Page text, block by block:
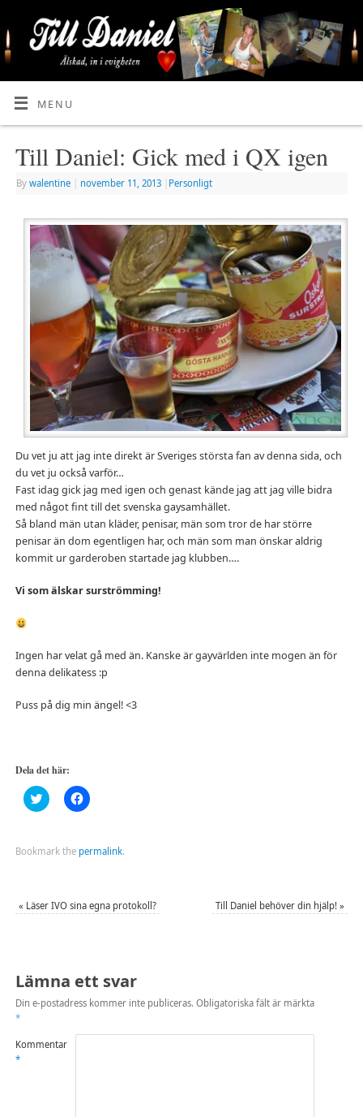
MENU
Till Daniel: Gick med i QX igen
By walentine november 11, 2013 Personligt
Du vet ju att jag inte direkt är Sveriges största fan av denna sida, och
du vet ju också varför…
Fast idag gick jag med igen och genast kände jag att jag ville bidra
med något fint till det svenska gaysamhället.
Så bland män utan kläder, penisar, män som tror de har större
penisar än dom egentligen har, och män som man önskar aldrig
kommit ur garderoben startade jag klubben….
Vi som älskar surströmming!
Ingen har velat gå med än. Kanske är gayvärlden inte mogen än för
denna delikatess :p
Puss på dig min ängel! <3
Dela det här:
Klicka
för
Twitter
(Öppnas
fönster)
Klicka
för
Facebook
(Öppnas
fönster)
Bookmark the permalink.
« Läser IVO sina egna protokoll? Till Daniel behöver din hjälp!»
Lämna ett svar
Din e-postadress kommer inte publiceras. Obligatoriska fält är märkta
*
Kommentar
*